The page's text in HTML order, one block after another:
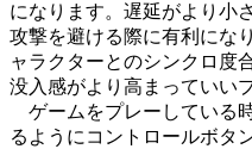
になります。遅延がより小
攻撃を避ける際に有利にな
ャラクターとのシンクロ度
没入感がより高まっていい
ゲームをプレーしている
るようにコントロールボタ